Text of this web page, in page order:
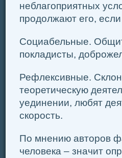
неблагоприятных
продолжают его,
Социабельные.
покладисты,
Рефлексивные.
теоретическую
уединении, любят
скорость.
По мнению авторов
человека – значит